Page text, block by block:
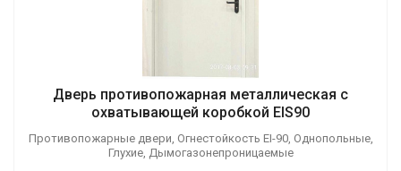
Дверь противопожарная металлическая с
охватывающей коробкой EIS90
Противопожарные двери, Огнестойкость EI-90, Однопольные,
Глухие, Дымогазонепроницаемые